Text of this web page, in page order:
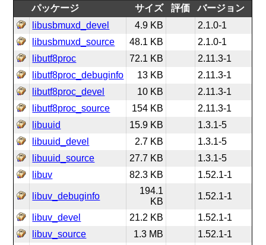
パッケージ
サイズ 評価
バージョン
libusbmuxd_devel
4.9 KB
2.1.0-1
libusbmuxd_source
48.1 KB
2.1.0-1
libutf8proc
72.1 KB
2.11.3-1
libutf8proc_debuginfo
13 KB
2.11.3-1
libutf8proc_devel
10 KB
2.11.3-1
libutf8proc_source
154 KB
2.11.3-1
libuuid
15.9 KB
1.3.1-5
libuuid_devel
2.7 KB
1.3.1-5
libuuid_source
27.7 KB
1.3.1-5
libuv
82.3 KB 1.52.1-1
libuv_debuginfo
194.1
KB
1.52.1-1
libuv_devel 21.2 KB
1.52.1-1
libuv_source
1.3 MB
1.52.1-1